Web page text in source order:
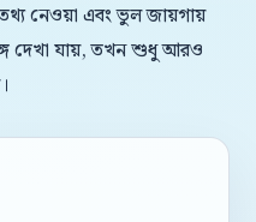
নেওয়া এবং ভুল জায়গায়
দেখা যায়, তখন শুধু আরও